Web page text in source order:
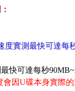
度實測最快可達每
快可達每秒
會因U碟本身實際